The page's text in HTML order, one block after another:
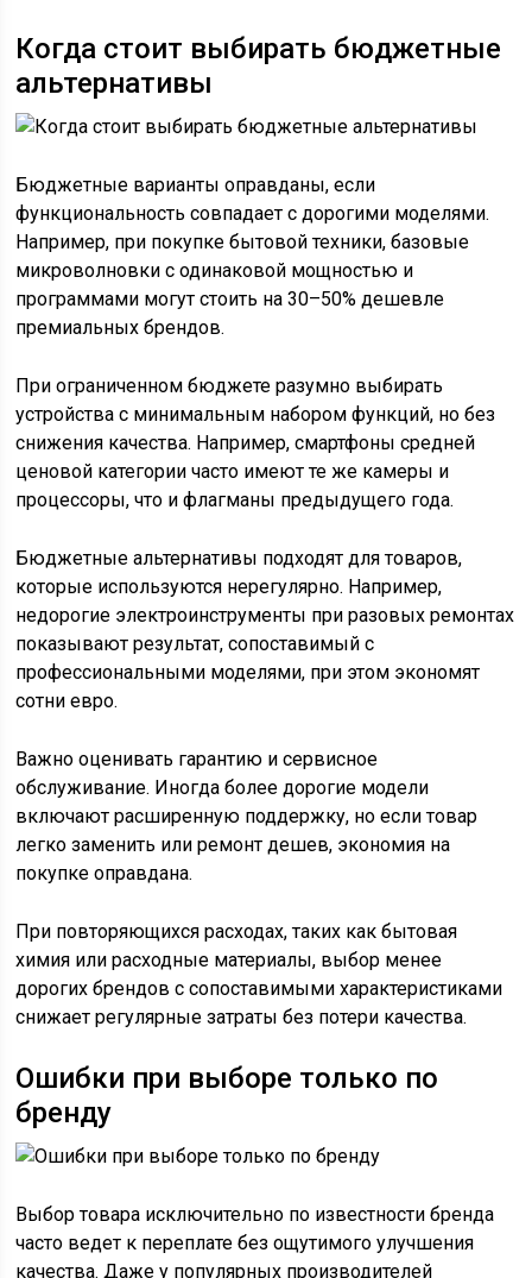
Когда стоит выбирать бюджетные
альтернативы
Бюджетные варианты оправданы, если
функциональность совпадает с дорогими моделями.
Например, при покупке бытовой техники, базовые
микроволновки с одинаковой мощностью и
программами могут стоить на 30–50% дешевле
премиальных брендов.
При ограниченном бюджете разумно выбирать
устройства с минимальным набором функций, но без
снижения качества. Например, смартфоны средней
ценовой категории часто имеют те же камеры и
процессоры, что и флагманы предыдущего года.
Бюджетные альтернативы подходят для товаров,
которые используются нерегулярно. Например,
недорогие электроинструменты при разовых ремонтах
показывают результат, сопоставимый с
профессиональными моделями, при этом экономят
сотни евро.
Важно оценивать гарантию и сервисное
обслуживание. Иногда более дорогие модели
включают расширенную поддержку, но если товар
легко заменить или ремонт дешев, экономия на
покупке оправдана.
При повторяющихся расходах, таких как бытовая
химия или расходные материалы, выбор менее
дорогих брендов с сопоставимыми характеристиками
снижает регулярные затраты без потери качества.
Ошибки при выборе только по
бренду
Выбор товара исключительно по известности бренда
часто ведет к переплате без ощутимого улучшения
качества. Даже у популярных производителей